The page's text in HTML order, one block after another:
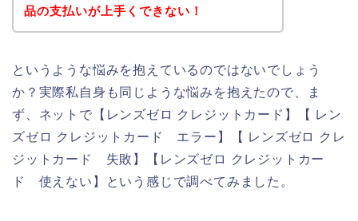
品の支払いが上手くできない！
というような悩みを抱えているのではないでしょう
か？実際私自身も同じような悩みを抱えたので、ま
ず、ネットで【レンズゼロ クレジットカード】【 レン
ズゼロ クレジットカード エラー】【 レンズゼロ クレ
ジットカード 失敗】【レンズゼロ クレジットカー
ド 使えない】という感じで調べてみました。